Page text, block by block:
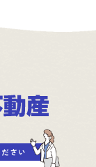
さい